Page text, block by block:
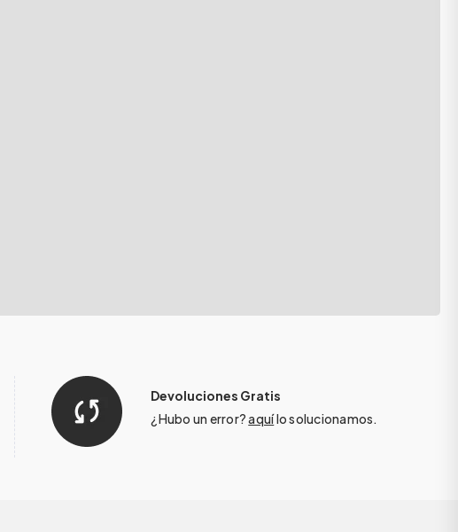
Devoluciones Gratis
¿Hubo un error?aquílo solucionamos.